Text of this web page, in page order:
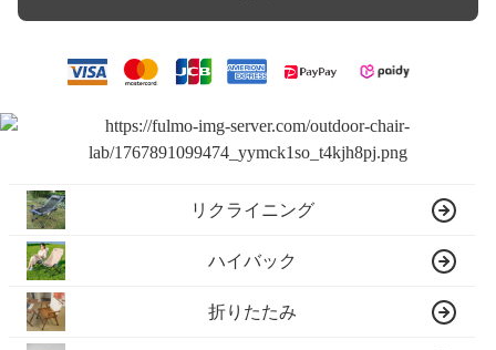
リクライニング
ハイバック
折りたたみ